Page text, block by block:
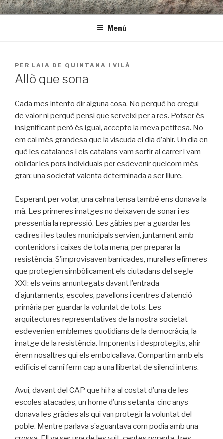
Vés
al
LAR | arquitectura i rehabilitació
Menú
PUBLICAT
A
PER LAIA DE QUINTANA I VILÀ
Allò que sona
Cada mes intento dir alguna cosa. No perquè ho cregui
de valor ni perquè pensi que serveixi per a res. Potser és
insignificant però és igual, accepto la meva petitesa. No
em cal més grandesa que la viscuda el dia d’ahir. Un dia en
què les catalanes i els catalans vam sortir al carrer i vam
oblidar les pors individuals per esdevenir quelcom més
gran: una societat valenta determinada a ser lliure.
Esperant per votar, una calma tensa també ens donava la
mà. Les primeres imatges no deixaven de sonar i es
pressentia la repressió. Les gàbies per a guardar les
cadires i les taules municipals servien, juntament amb
contenidors i caixes de tota mena, per preparar la
resistència. S’improvisaven barricades, muralles efímeres
que protegien simbòlicament els ciutadans del segle
XXI: els veïns amuntegats davant l’entrada
d’ajuntaments, escoles, pavellons i centres d’atenció
primària per guardar la voluntat de tots. Les
arquitectures representatives de la nostra societat
esdevenien emblemes quotidians de la democràcia, la
imatge de la resistència. Imponents i desprotegits, ahir
érem nosaltres qui els embolcallava. Compartim amb els
edificis el camí ferm cap a una llibertat de silenci intens.
Avui, davant del CAP que hi ha al costat d’una de les
escoles atacades, un home d’uns setanta-cinc anys
donava les gràcies als qui van protegir la voluntat del
poble. Mentre parlava s’aguantava com podia amb una